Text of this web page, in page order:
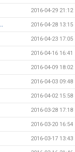
2016-04-29 21:12
2016-04-28 13:15
2016-04-23 17:05
2016-04-16 16:41
2016-04-09 18:02
2016-04-03 09:48
2016-04-02 15:58
2016-03-28 17:18
2016-03-20 16:54
2016-03-17 13:43